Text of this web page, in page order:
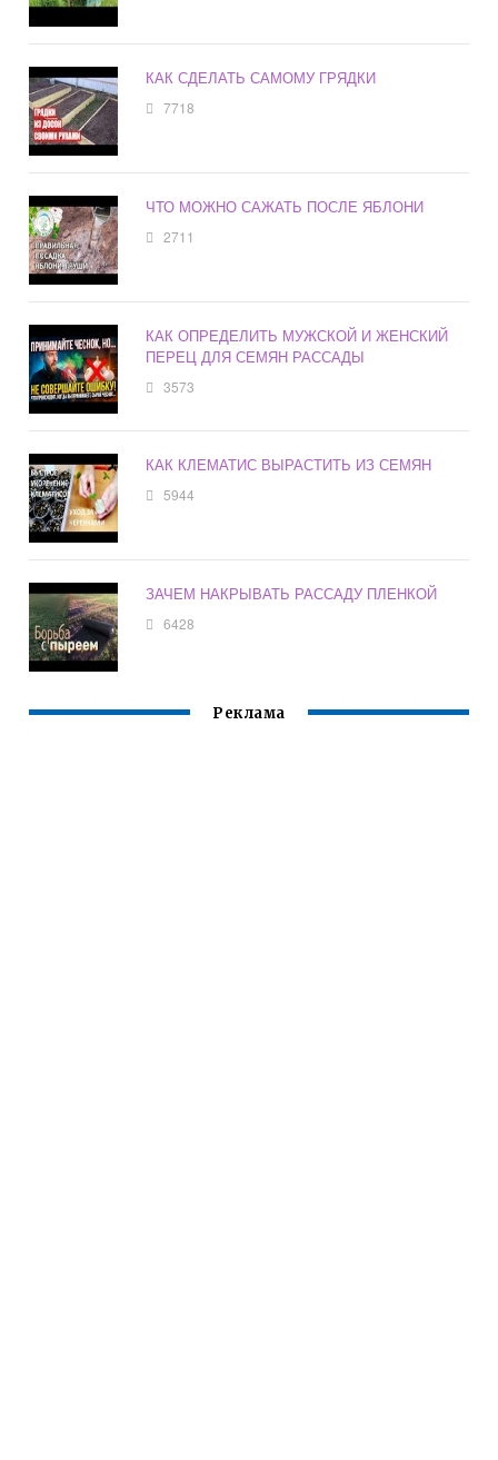
КАК СДЕЛАТЬ САМОМУ ГРЯДКИ
7718
ЧТО МОЖНО САЖАТЬ ПОСЛЕ ЯБЛОНИ
2711
КАК ОПРЕДЕЛИТЬ МУЖСКОЙ И ЖЕНСКИЙ
ПЕРЕЦ ДЛЯ СЕМЯН РАССАДЫ
3573
КАК КЛЕМАТИС ВЫРАСТИТЬ ИЗ СЕМЯН
5944
ЗАЧЕМ НАКРЫВАТЬ РАССАДУ ПЛЕНКОЙ
6428
Реклама